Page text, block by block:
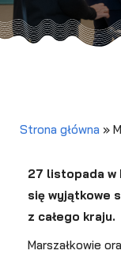
Strona główna »
27 listopada w
się wyjątkowe
z całego kraju.
Marszałkowie